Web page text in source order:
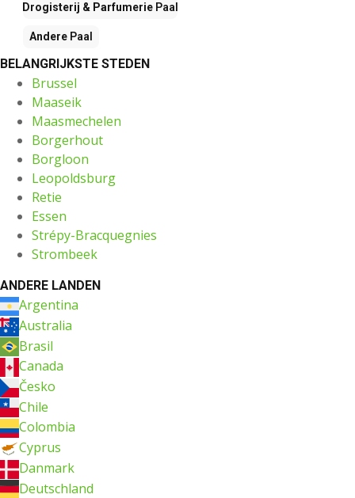
Drogisterij & Parfumerie Paal
Andere Paal
BELANGRIJKSTE STEDEN
Brussel
Maaseik
Maasmechelen
Borgerhout
Borgloon
Leopoldsburg
Retie
Essen
Strépy-Bracquegnies
Strombeek
ANDERE LANDEN
Argentina
Australia
Brasil
Canada
Česko
Chile
Colombia
Cyprus
Danmark
Deutschland